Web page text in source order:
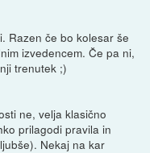
Razen če bo kolesar še
izvedencem. Če pa ni,
trenutek ;)
ne, velja klasično
prilagodi pravila in
Nekaj na kar